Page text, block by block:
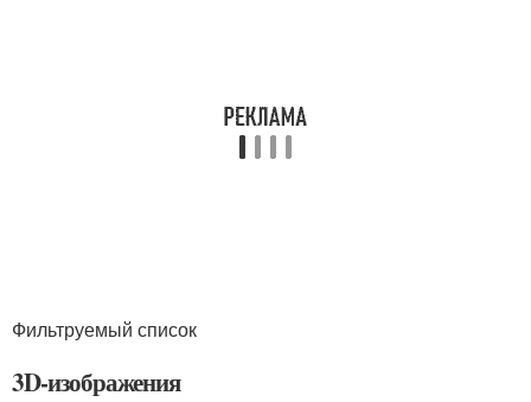
Фильтруемый список
3D-изображения